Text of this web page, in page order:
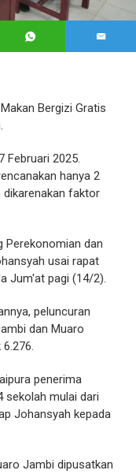
Bergizi Gratis
Februari 2025.
hanya 2
dikarenakan faktor
Perekonomian dan
usai rapat
Jum'at pagi (14/2).
peluncuran
dan Muaro
penerima
sekolah mulai dari
Johansyah kepada
Jambi dipusatkan